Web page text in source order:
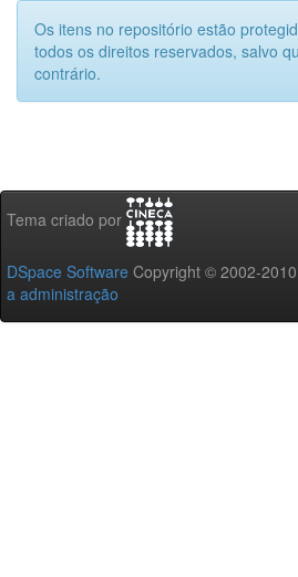
Os itens no repositório estão
todos os direitos reservados, salvo
contrário.
Tema criado por
DSpace Software Copyright © 2002-2010
a administração